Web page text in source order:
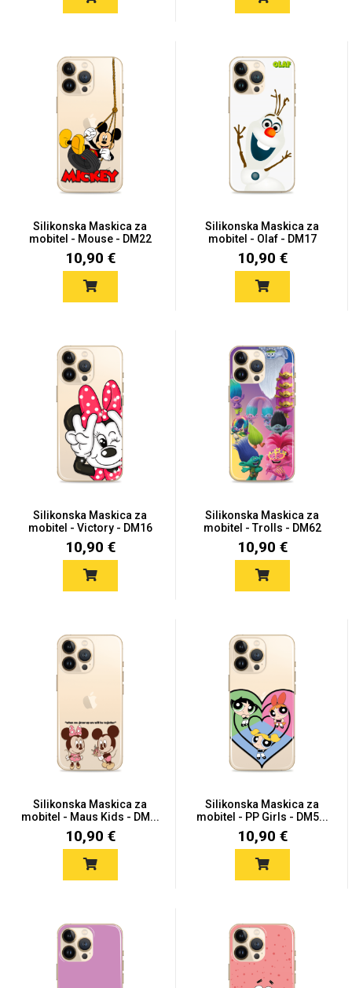
Silikonska Maskica za
mobitel - Mouse - DM22
10,90 €
Silikonska Maskica za
mobitel - Olaf - DM17
10,90 €
Silikonska Maskica za
mobitel - Victory - DM16
10,90 €
Silikonska Maskica za
mobitel - Trolls - DM62
10,90 €
Silikonska Maskica za
mobitel - Maus Kids - DM...
10,90 €
Silikonska Maskica za
mobitel - PP Girls - DM5...
10,90 €